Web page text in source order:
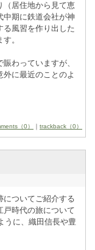
（居住地から見て恵
中期に鉄道会社が神
る風習を作り出した
。
わっていますが、
に最近のことのよ
（0） ｜ trackback（0）
についてご紹介する
戸時代の旅について
うに、織田信長や豊